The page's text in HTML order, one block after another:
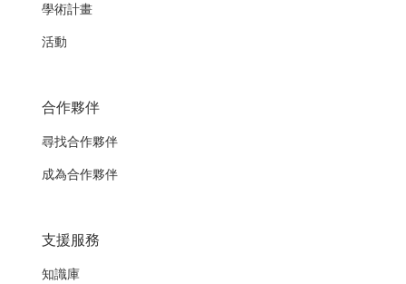
學術計畫
活動
合作夥伴
尋找合作夥伴
成為合作夥伴
支援服務
知識庫